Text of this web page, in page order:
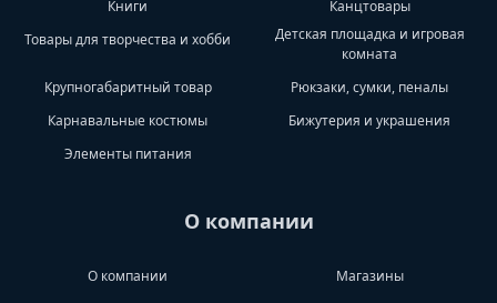
Книги
Канцтовары
Товары для творчества и хобби
Детская площадка и игровая
комната
Крупногабаритный товар
Рюкзаки, сумки, пеналы
Карнавальные костюмы
Бижутерия и украшения
Элементы питания
О компании
О компании
Магазины